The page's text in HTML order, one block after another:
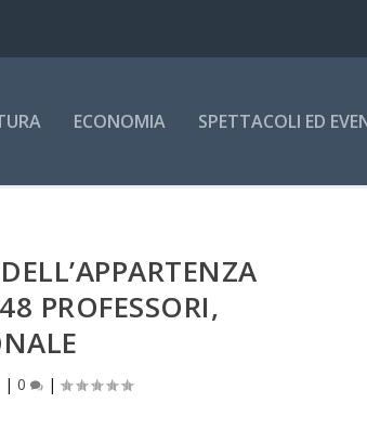
ECONOMIA SPETTACOLI ED
PROFESSORI,
| 0 |